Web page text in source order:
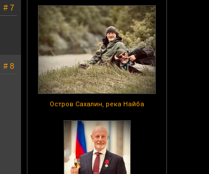
Остров Сахалин, река Найба
# 7
# 8